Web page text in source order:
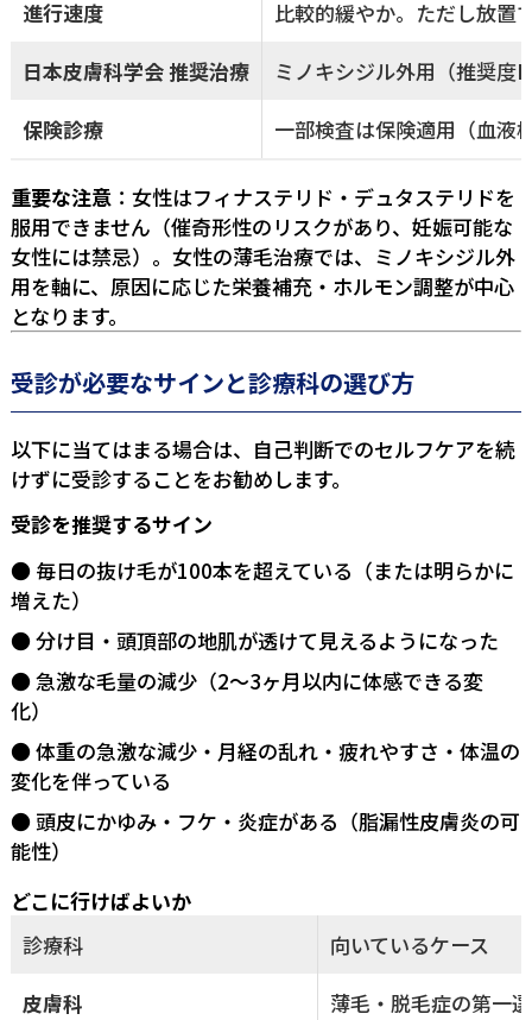
進行速度
比較的緩やか。ただし放置
日本皮膚科学会 推奨治療
ミノキシジル外用（推奨度
保険診療
一部検査は保険適用（血液
重要な注意：女性はフィナステリド・デュタステリドを
服用できません（催奇形性のリスクがあり、妊娠可能な
女性には禁忌）。女性の薄毛治療では、ミノキシジル外
用を軸に、原因に応じた栄養補充・ホルモン調整が中心
となります。
受診が必要なサインと診療科の選び方
以下に当てはまる場合は、自己判断でのセルフケアを続
けずに受診することをお勧めします。
受診を推奨するサイン
毎日の抜け毛が100本を超えている（または明らかに
増えた）
分け目・頭頂部の地肌が透けて見えるようになった
急激な毛量の減少（2〜3ヶ月以内に体感できる変
化）
体重の急激な減少・月経の乱れ・疲れやすさ・体温の
変化を伴っている
頭皮にかゆみ・フケ・炎症がある（脂漏性皮膚炎の可
能性）
どこに行けばよいか
診療科
向いているケース
皮膚科
薄毛・脱毛症の第一